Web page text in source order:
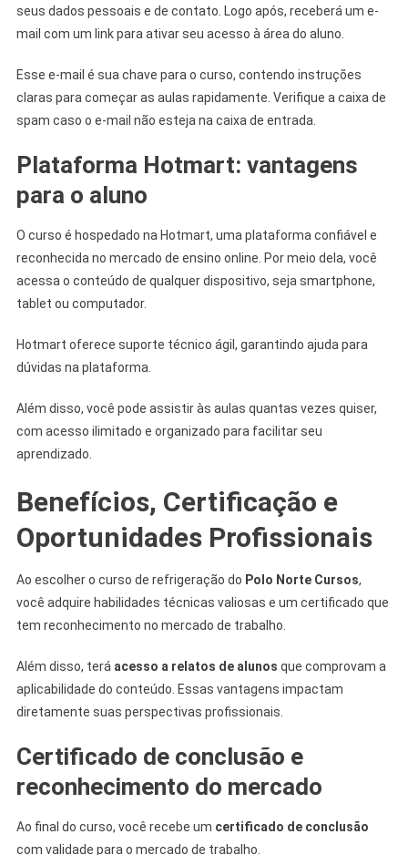
seus dados pessoais e de contato. Logo após, receberá um e-
mail com um link para ativar seu acesso à área do aluno.
Esse e-mail é sua chave para o curso, contendo instruções
claras para começar as aulas rapidamente. Verifique a caixa de
spam caso o e-mail não esteja na caixa de entrada.
Plataforma Hotmart: vantagens
para o aluno
O curso é hospedado na Hotmart, uma plataforma confiável e
reconhecida no mercado de ensino online. Por meio dela, você
acessa o conteúdo de qualquer dispositivo, seja smartphone,
tablet ou computador.
Hotmart oferece suporte técnico ágil, garantindo ajuda para
dúvidas na plataforma.
Além disso, você pode assistir às aulas quantas vezes quiser,
com acesso ilimitado e organizado para facilitar seu
aprendizado.
Benefícios, Certificação e
Oportunidades Profissionais
Ao escolher o curso de refrigeração do Polo Norte Cursos,
você adquire habilidades técnicas valiosas e um certificado que
tem reconhecimento no mercado de trabalho.
Além disso, terá acesso a relatos de alunos que comprovam a
aplicabilidade do conteúdo. Essas vantagens impactam
diretamente suas perspectivas profissionais.
Certificado de conclusão e
reconhecimento do mercado
Ao final do curso, você recebe um certificado de conclusão
com validade para o mercado de trabalho.